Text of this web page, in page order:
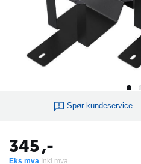
Spør kundeservice
345,-
Eks mva Inkl mva